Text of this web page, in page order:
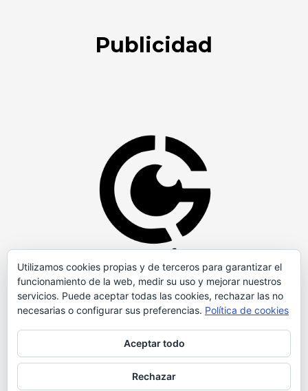
Publicidad
Utilizamos cookies propias y de terceros para garantizar el
funcionamiento de la web, medir su uso y mejorar nuestros
servicios. Puede aceptar todas las cookies, rechazar las no
necesarias o configurar sus preferencias. Política de cookies
Aceptar todo
Rechazar